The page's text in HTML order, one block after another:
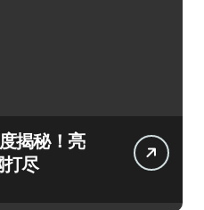
揭秘！亮
打尽